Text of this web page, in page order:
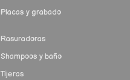
Placas y grabado
Rasuradoras
Shampoos y baño
Tijeras